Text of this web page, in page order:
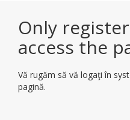
Only
access the
Vă rugăm să vă logaţi în
pagină.